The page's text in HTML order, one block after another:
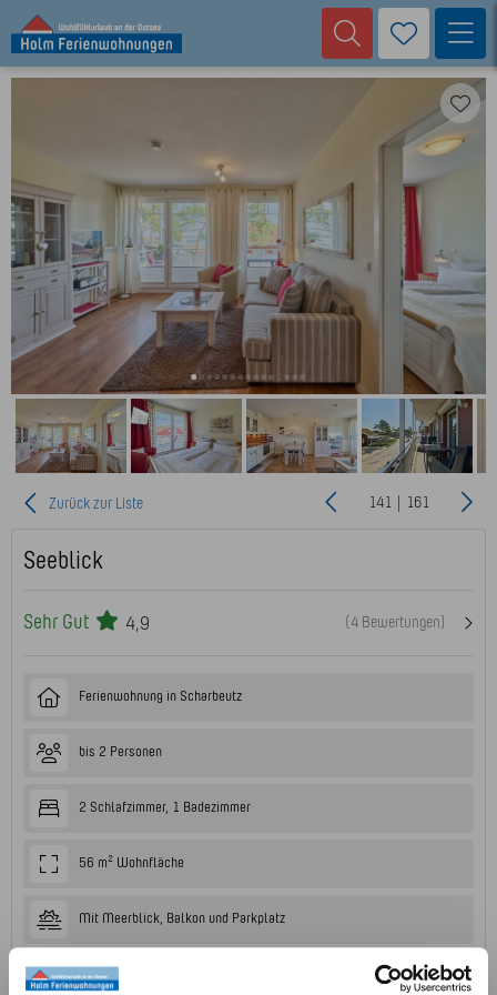
Zurück zur Liste 141 | 161
Seeblick
Sehr Gut 4,9 (4 Bewertungen)
Ferienwohnung in Scharbeutz
bis 2 Personen
2 Schlafzimmer, 1 Badezimmer
56 m² Wohnfläche
Mit Meerblick, Balkon und Parkplatz
1. Obergeschoss